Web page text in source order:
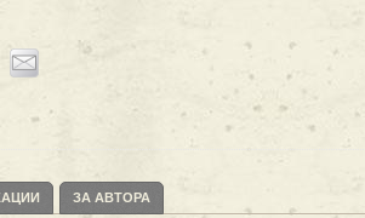
ЗА АВТОРА